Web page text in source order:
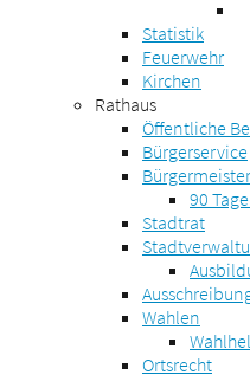
Statistik
Feuerwehr
Kirchen
Rathaus
Öffentliche
Bürgerservice
90
Stadtrat
Wahlen
Ortsrecht